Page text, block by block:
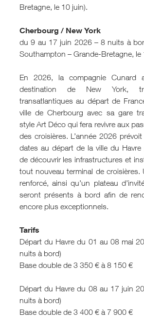
Bretagne, le 10 juin).
Cherbourg / New York
du 9 au 17 juin 2026 – 8 nuits à
Southampton – Grande-Bretagne, le
En 2026, la compagnie Cunard
destination de New York,
transatlantiques au départ de
ville de Cherbourg avec sa gare
style Art Déco qui fera revivre aux
des croisières. L’année 2026
dates au départ de la ville du Havre
de découvrir les infrastructures et
tout nouveau terminal de croisières.
renforcé, ainsi qu’un plateau
seront présents à bord afin de
encore plus exceptionnels.
Tarifs
Départ du Havre du 01 au 08 mai
nuits à bord)
Base double de 3 350 € à 8 150 €
Départ du Havre du 08 au 17 juin
nuits à bord)
Base double de 3 400 € à 7 900 €